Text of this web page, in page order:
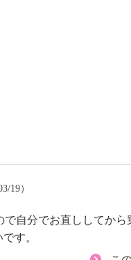
19）
自分でお直ししてか
す。